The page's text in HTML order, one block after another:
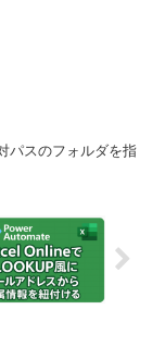
パスのフォルダを指